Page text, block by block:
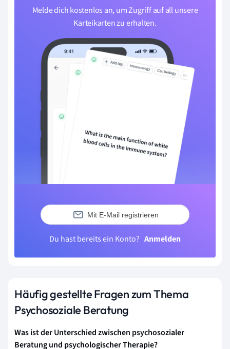
Melde dich kostenlos an, um Zugriff auf all unsere
Karteikarten zu erhalten.
Mit E-Mail registrieren
Du hast bereits ein Konto? Anmelden
Häufig gestellte Fragen zum Thema
Psychosoziale Beratung
Was ist der Unterschied zwischen psychosozialer
Beratung und psychologischer Therapie?